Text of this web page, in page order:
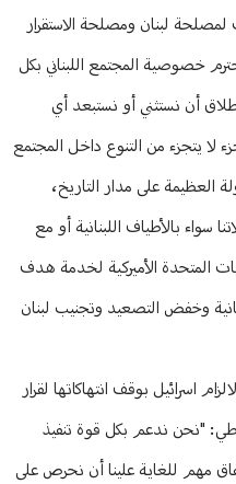
لبنان ومصلحة الاستقرار
خصوصية المجتمع اللبناني بكل
أن نستثني أو نستبعد أي
لا يتجزء من التنوع داخل المجتمع
العظيمة على مدار التاريخ،
سواء بالأطياف اللبنانية أو مع
المتحدة الأميركية لخدمة هدف
وخفض التصعيد وتجنيب لبنان
اسرائيل بوقف انتهاكاتها لقرار
"نحن ندعم بكل قوة تنفيذ
مهم للغاية علينا أن نحرص على